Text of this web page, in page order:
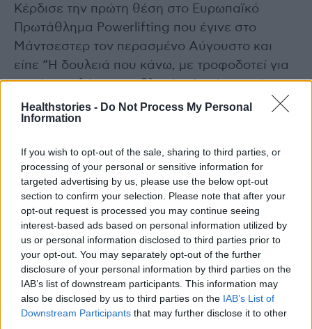
Healthstories - Do Not Process My Personal
Information
If you wish to opt-out of the sale, sharing to third parties, or
processing of your personal or sensitive information for
targeted advertising by us, please use the below opt-out
section to confirm your selection. Please note that after your
opt-out request is processed you may continue seeing
interest-based ads based on personal information utilized by
us or personal information disclosed to third parties prior to
your opt-out. You may separately opt-out of the further
disclosure of your personal information by third parties on the
IAB’s list of downstream participants. This information may
also be disclosed by us to third parties on the IAB’s List of
Downstream Participants that may further disclose it to other
Κέρδισε την πρώτη θέση στο Ευρωπαϊκό
Πρωτάθλημα Powerlifting που έγινε στο
Μάντσεστερ τον περασμένο Αύγουστο και
είπε “Η δουλειά που κάνω, με τροφοδοτεί για
να γίνω καλύτερος αθλητής. Αυτό που κάνουν
είναι μια δύναμη που είναι τόσο απερίγραπτη.
Έτσι, κάθε φορά που προπονούμαι και
σε φόρμα και υγιής, γιατί γκρινιάζω;».
Διαβάστε επίσης
Τι να ξεφορτωθείτε από το μπάνιο τώρα
Ξύδι: Βοηθά και στο αδυνάτισμα